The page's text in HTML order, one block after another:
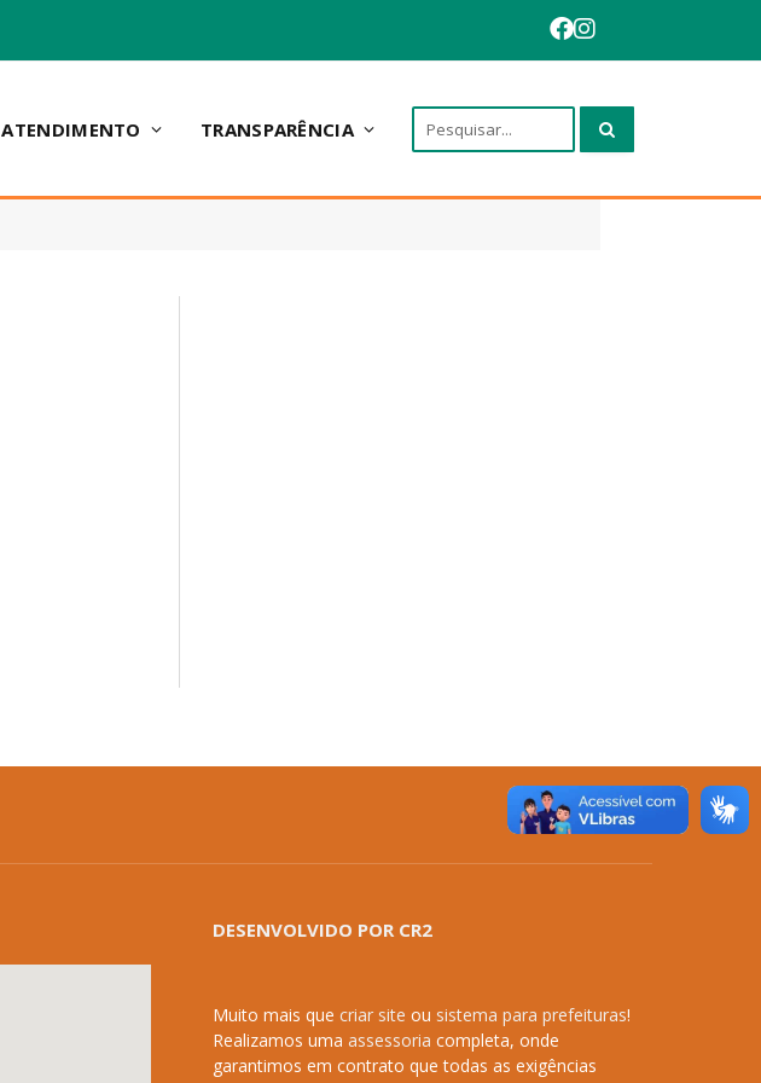
ATENDIMENTO TRANSPARÊNCIA
DESENVOLVIDO POR CR2
Muito mais que criar site ou sistema para prefeituras!
Realizamos uma assessoria completa, onde
garantimos em contrato que todas as exigências